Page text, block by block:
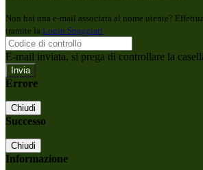
Non hai una e-mail associata al nome utente?
tramite la Login Spaggiari
E-mail inviata, si prega di controllare la
Errore
Chiudi
Successo
Chiudi
Informazione